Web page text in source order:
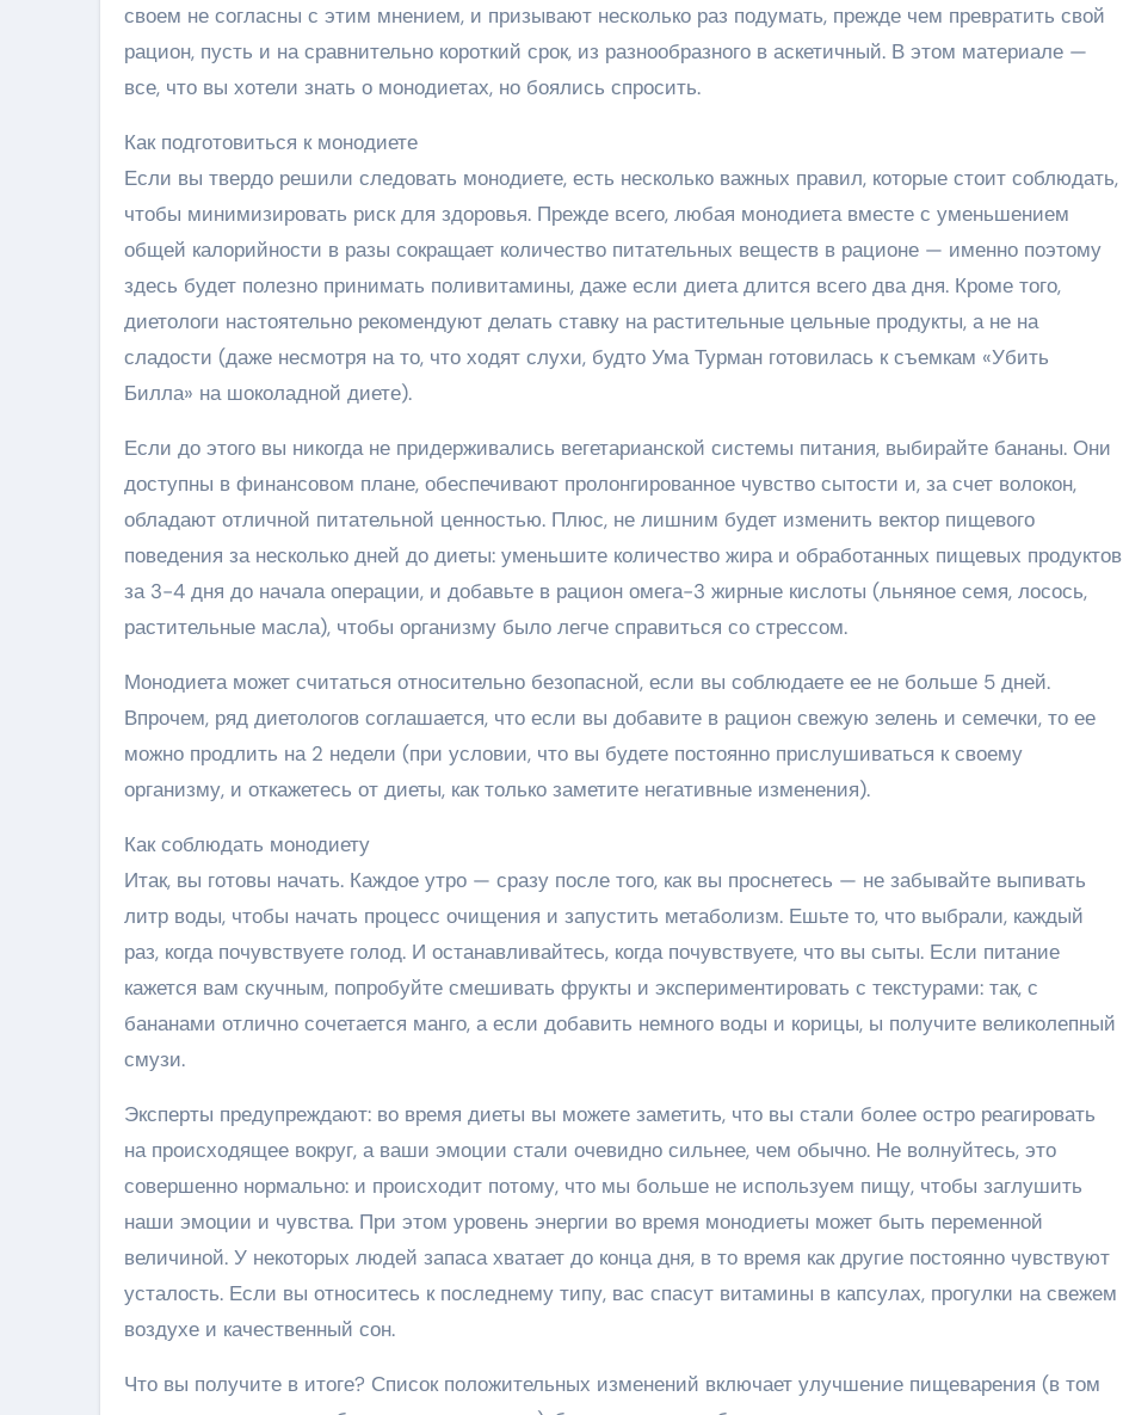
своем не согласны с этим мнением, и призывают несколько раз подумать, прежде чем превратить свой
рацион, пусть и на сравнительно короткий срок, из разнообразного в аскетичный. В этом материале —
все, что вы хотели знать о монодиетах, но боялись спросить.
Как подготовиться к монодиете
Если вы твердо решили следовать монодиете, есть несколько важных правил, которые стоит соблюдать,
чтобы минимизировать риск для здоровья. Прежде всего, любая монодиета вместе с уменьшением
общей калорийности в разы сокращает количество питательных веществ в рационе — именно поэтому
здесь будет полезно принимать поливитамины, даже если диета длится всего два дня. Кроме того,
диетологи настоятельно рекомендуют делать ставку на растительные цельные продукты, а не на
сладости (даже несмотря на то, что ходят слухи, будто Ума Турман готовилась к съемкам «Убить
Билла» на шоколадной диете).
Если до этого вы никогда не придерживались вегетарианской системы питания, выбирайте бананы. Они
доступны в финансовом плане, обеспечивают пролонгированное чувство сытости и, за счет волокон,
обладают отличной питательной ценностью. Плюс, не лишним будет изменить вектор пищевого
поведения за несколько дней до диеты: уменьшите количество жира и обработанных пищевых продуктов
за 3-4 дня до начала операции, и добавьте в рацион омега-3 жирные кислоты (льняное семя, лосось,
растительные масла), чтобы организму было легче справиться со стрессом.
Монодиета может считаться относительно безопасной, если вы соблюдаете ее не больше 5 дней.
Впрочем, ряд диетологов соглашается, что если вы добавите в рацион свежую зелень и семечки, то ее
можно продлить на 2 недели (при условии, что вы будете постоянно прислушиваться к своему
организму, и откажетесь от диеты, как только заметите негативные изменения).
Как соблюдать монодиету
Итак, вы готовы начать. Каждое утро — сразу после того, как вы проснетесь — не забывайте выпивать
литр воды, чтобы начать процесс очищения и запустить метаболизм. Ешьте то, что выбрали, каждый
раз, когда почувствуете голод. И останавливайтесь, когда почувствуете, что вы сыты. Если питание
кажется вам скучным, попробуйте смешивать фрукты и экспериментировать с текстурами: так, с
бананами отлично сочетается манго, а если добавить немного воды и корицы, ы получите великолепный
смузи.
Эксперты предупреждают: во время диеты вы можете заметить, что вы стали более остро реагировать
на происходящее вокруг, а ваши эмоции стали очевидно сильнее, чем обычно. Не волнуйтесь, это
совершенно нормально: и происходит потому, что мы больше не используем пищу, чтобы заглушить
наши эмоции и чувства. При этом уровень энергии во время монодиеты может быть переменной
величиной. У некоторых людей запаса хватает до конца дня, в то время как другие постоянно чувствуют
усталость. Если вы относитесь к последнему типу, вас спасут витамины в капсулах, прогулки на свежем
воздухе и качественный сон.
Что вы получите в итоге? Список положительных изменений включает улучшение пищеварения (в том